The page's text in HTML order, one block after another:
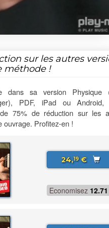
sur les autres
méthode !
dans sa version Physique
PDF, iPad ou Android,
75% de réduction sur les
ouvrage. Profitez-en !
24,19€
Economisez 12.71